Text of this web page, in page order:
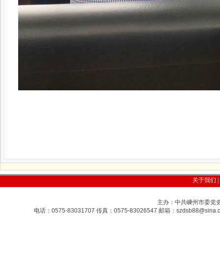
关于我们
主办：中共嵊州市委党
电话：0575-83031707 传真：0575-83026547 邮箱：